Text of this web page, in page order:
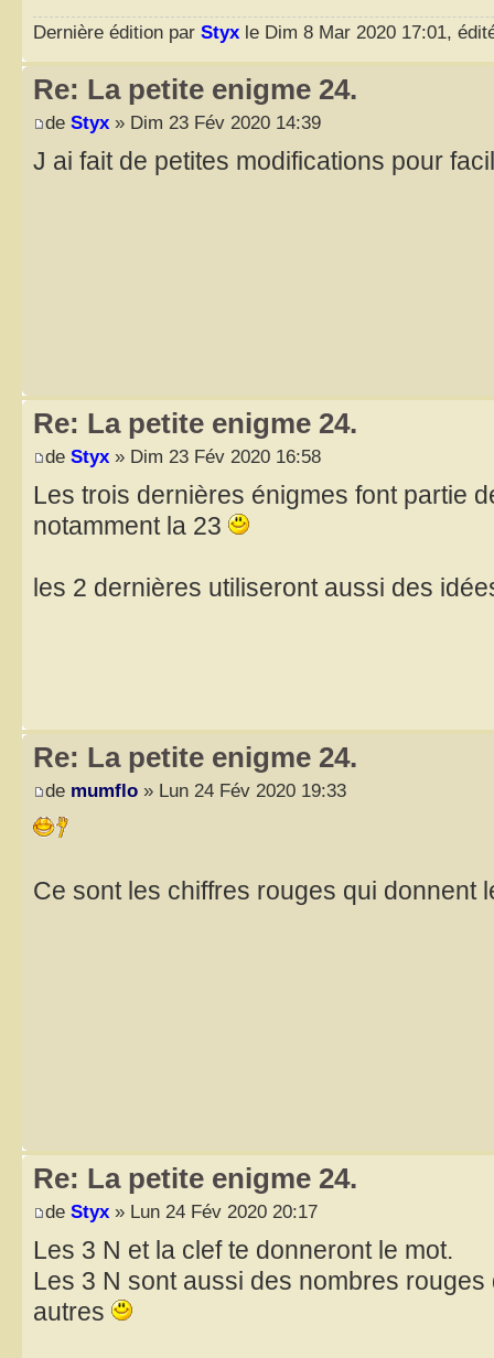
Dernière édition par Styx le Dim 8 Mar 2020 17:01,
Re: La petite enigme 24.
de Styx » Dim 23 Fév 2020 14:39
J ai fait de petites modifications pour
Re: La petite enigme 24.
de Styx » Dim 23 Fév 2020 16:58
Les trois dernières énigmes font partie
notamment la 23
les 2 dernières utiliseront aussi des
Re: La petite enigme 24.
de mumflo » Lun 24 Fév 2020 19:33
Ce sont les chiffres rouges qui donnent
Re: La petite enigme 24.
de Styx » Lun 24 Fév 2020 20:17
Les 3 N et la clef te donneront le mot.
Les 3 N sont aussi des nombres
autres